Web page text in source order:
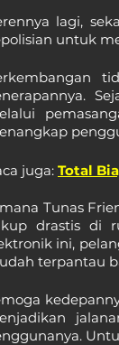
lagi,
untuk
juga: Total
Tunas
drastis di
ini,
terpantau